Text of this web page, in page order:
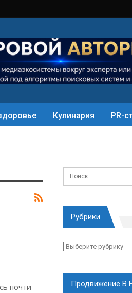
Кулинария PR-
почти
Рубрики
Рубрики
Продвижение В